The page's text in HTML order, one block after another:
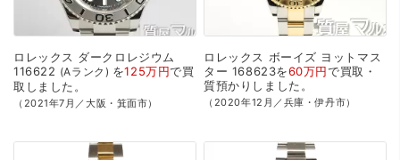
ロレックス ダークロレジウム
116622
Aランク を125万円で買
取 しました。
（2021年7月／大阪・箕面市）
ロレックス ボーイズ ヨットマス
ター 168623を60万円で買取・
質預かり しました。
（2020年12月／兵庫・伊丹市）